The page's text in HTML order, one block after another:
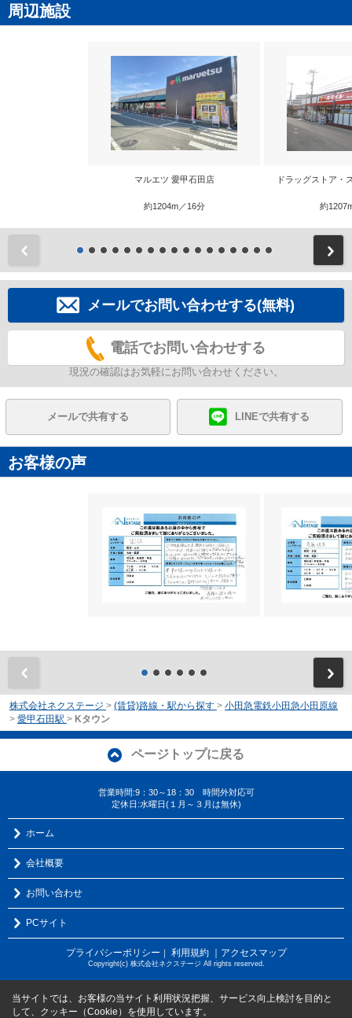
周辺施設
マルエツ 愛甲石田店
約1204m／16分
ドラッグストア・
約
メールでお問い合わせする(無料)
電話でお問い合わせする
現況の確認はお気軽にお問い合わせください。
メールで共有する LINEで共有する
お客様の声
株式会社ネクステージ > (賃貸)路線・駅から探す > 小田急電鉄小田急小田原線
> 愛甲石田駅 > Kタウン
ページトップに戻る
営業時間:9：30～18：30 時間外対応可
定休日:水曜日(１月～３月は無休)
ホーム
会社概要
お問い合わせ
PCサイト
プライバシーポリシー ｜ 利用規約 ｜アクセスマップ
Copyright(c) 株式会社ネクステージ All rights reserved.
当サイトでは、お客様の当サイト利用状況把握、サービス向上検討を目的と
して、クッキー（Cookie）を使用しています。